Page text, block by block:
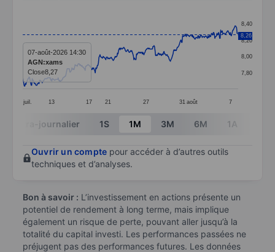
Line chart with 408 data points.
The chart has 1 X axis displaying categories.
The chart has 1 Y axis displaying values. Data
juil. 13 17 21 27 31 août 7
7,80
8,00
8,20
8,40
8,26
07-août-2026 14:30
AGN:xams
Close8,27
End of interactive chart.
Intra-journalier 1S 1M 3M 6M 1A
Ouvrir un compte pour accéder à d’autres outils
techniques et d’analyses.
Bon à savoir : L’investissement en actions présente un
potentiel de rendement à long terme, mais implique
également un risque de perte, pouvant aller jusqu’à la
totalité du capital investi. Les performances passées ne
préjugent pas des performances futures. Les données